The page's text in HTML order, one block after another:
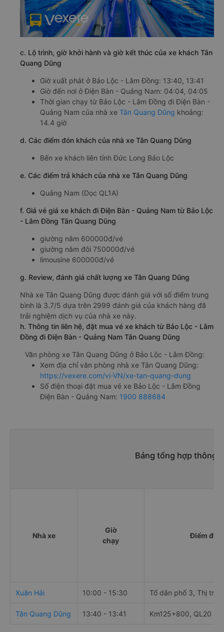
c. Lộ trình, giờ khởi hành và giờ kết thúc của xe khách Tân
Quang Dũng
Giờ xuất phát ở Bảo Lộc - Lâm Đồng: 13:40, 13:41
Giờ đến nơi ở Điện Bàn - Quảng Nam: 04:04, 04:05
Thời gian chạy từ Bảo Lộc - Lâm Đồng đi Điện Bàn -
Quảng Nam của nhà xe Tân Quang Dũng khoảng:
14.4 giờ
d. Các điểm đón khách của nhà xe Tân Quang Dũng
Bến xe khách liên tỉnh Đức Long Bảo Lộc
e. Các điểm trả khách của nhà xe Tân Quang Dũng
Quảng Nam (Dọc QL1A)
f. Giá vé giá xe khách đi Điện Bàn - Quảng Nam từ Bảo Lộc
- Lâm Đồng Tân Quang Dũng
giường nằm 600000đ/vé
giường nằm đôi 750000đ/vé
limousine 600000đ/vé
g. Review, đánh giá chất lượng xe Tân Quang Dũng
Nhà xe Tân Quang Dũng được đánh giá với số điểm trung
bình là 3.7/5 dựa trên 2999 đánh giá của khách hàng đã
trải nghiệm dịch vụ của nhà xe này.
h. Thông tin liên hệ, đặt mua vé xe khách từ Bảo Lộc - Lâm
Đồng đi Điện Bàn - Quảng Nam Tân Quang Dũng
Văn phòng xe Tân Quang Dũng ở Bảo Lộc - Lâm Đồng:
Xem địa chỉ văn phòng nhà xe Tân Quang Dũng:
https://vexere.com/vi-VN/xe-tan-quang-dung
Số điện thoại đặt mua vé xe Bảo Lộc - Lâm Đồng
Điện Bàn - Quảng Nam: 1900 888684
Bảng tổng hợp thông
Nhà xe
Giờ
chạy
Điểm đi
Xuân Hải 10:00 - 15:30 Tổ dân phố 3, Thị trấn
Tân Quang Dũng 13:40 - 13:41 Km125+800, QL20